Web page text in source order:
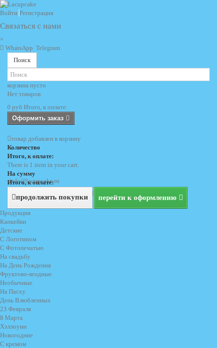
Войти Регистрация
info@lacupcake.ru
+7 (495) 729 69 62
+7 (903) 729 69 62
Связаться с нами
×
WhatsApp Telegram
Поиск
корзина пусто
Нет товаров
0 руб Итого, к оплате:
Оформить заказ
товар добавлен в корзину
Количество
Итого, к оплате:
There is 1 item in your cart.
На сумму
Итого, к оплате:
продолжить покупки перейти к оформлению
Продукция
Капкейки
Детские
С Логотипом
С Фотопечатью
На свадьбу
На День Рождения
Фруктово-ягодные
Необычные
На Пасху
День Влюбленных
23 Февраля
8 Марта
Хэллоуин
Новогодние
С кремом